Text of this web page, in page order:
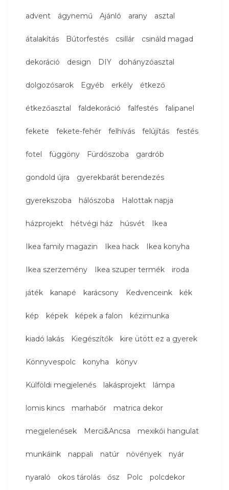
advent ágynemű Ajánló arany asztal
átalakítás Bútorfestés csillár csináld magad
dekoráció design DIY dohányzóasztal
dolgozósarok Egyéb erkély étkező
étkezőasztal faldekoráció falfestés falipanel
fekete fekete-fehér felhívás felújítás festés
fotel függöny Fürdőszoba gardrób
gondold újra gyerekbarát berendezés
gyerekszoba hálószoba Halottak napja
házprojekt hétvégi ház húsvét Ikea
Ikea family magazin Ikea hack Ikea konyha
Ikea szerzemény Ikea szuper termék iroda
játék kanapé karácsony Kedvenceink kék
kép képek képek a falon kézimunka
kiadó lakás Kiegészítők kire ütött ez a gyerek
Könnyvespolc konyha könyv
Külföldi megjelenés lakásprojekt lámpa
lomis kincs marhabőr matrica dekor
megjelenések Merci&Ancsa mexikói hangulat
munkáink nappali natúr növények nyár
nyaraló okos tárolás ősz Polc polcdekor